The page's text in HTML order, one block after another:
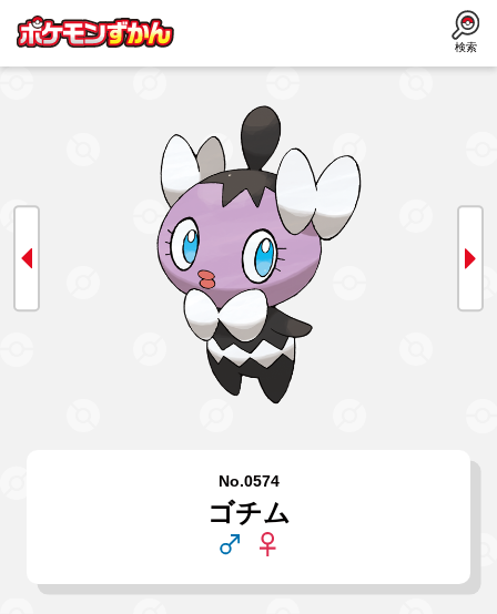
検索
No.0574
ゴチム